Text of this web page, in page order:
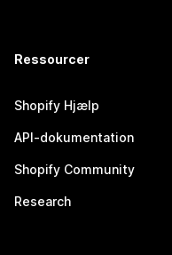
Ressourcer
Shopify Hjælp
API-dokumentation
Shopify Community
Research